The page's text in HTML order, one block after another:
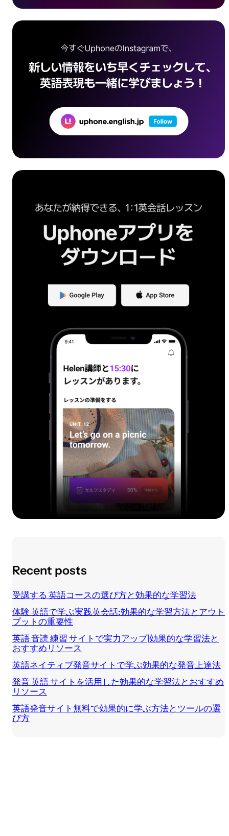
Recent posts
受講する 英語コースの選び方と効果的な学習法
体験 英語で学ぶ実践英会話:効果的な学習方法とアウト
プットの重要性
英語 音読 練習 サイトで実力アップ|効果的な学習法と
おすすめリソース
英語ネイティブ発音サイトで学ぶ効果的な発音上達法
発音 英語 サイトを活用した効果的な学習法とおすすめ
リソース
英語発音サイト無料で効果的に学ぶ方法とツールの選
び方